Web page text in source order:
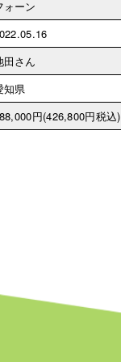
ォーン
田さん
知県
円(426,800円税込)